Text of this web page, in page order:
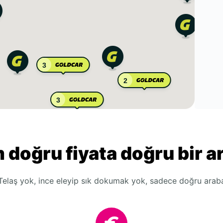
3
3
2
doğru fiyata doğru bir
yok, ince eleyip sık dokumak yok, sadece doğru